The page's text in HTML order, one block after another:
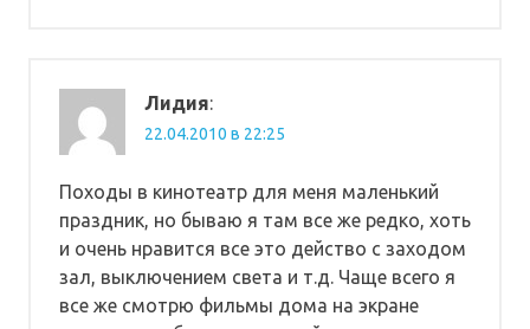
Лидия:
22.04.2010 в 22:25
Походы в кинотеатр для меня маленький
праздник, но бываю я там все же редко, хоть
и очень нравится все это действо с заходом
зал, выключением света и т.д. Чаще всего я
все же смотрю фильмы дома на экране